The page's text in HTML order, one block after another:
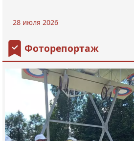
28 июля 2026
Фоторепортаж